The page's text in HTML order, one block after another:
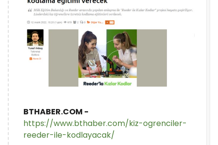
BTHABER.COM -
https://www.bthaber.com/kiz-ogrenciler-
reeder-ile-kodlayacak/